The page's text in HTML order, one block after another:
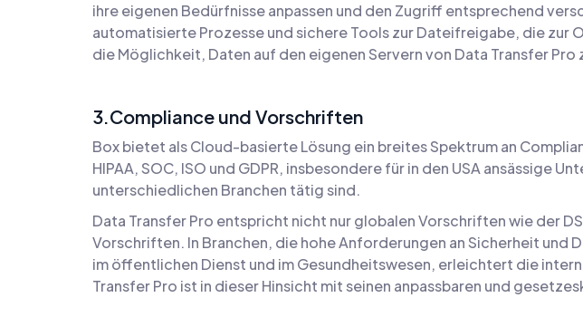
ihre eigenen Bedürfnisse anpassen und den Zugriff entsprechend
automatisierte Prozesse und sichere Tools zur Dateifreigabe, die
die Möglichkeit, Daten auf den eigenen Servern von Data Transfer
3.Compliance und Vorschriften
Box bietet als Cloud-basierte Lösung ein breites Spektrum an
HIPAA, SOC, ISO und GDPR, insbesondere für in den USA ansässige
unterschiedlichen Branchen tätig sind.
Data Transfer Pro entspricht nicht nur globalen Vorschriften wie der
Vorschriften. In Branchen, die hohe Anforderungen an Sicherheit
im öffentlichen Dienst und im Gesundheitswesen, erleichtert die
Transfer Pro ist in dieser Hinsicht mit seinen anpassbaren und